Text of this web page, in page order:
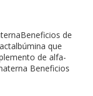
de
que
de alfa-
Beneficios